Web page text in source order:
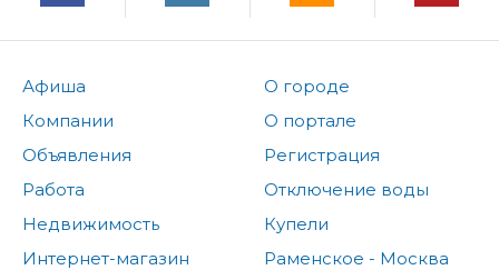
Афиша
Компании
Объявления
Работа
Недвижимость
Интернет-магазин
О городе
О портале
Регистрация
Отключение воды
Купели
Раменское - Москва